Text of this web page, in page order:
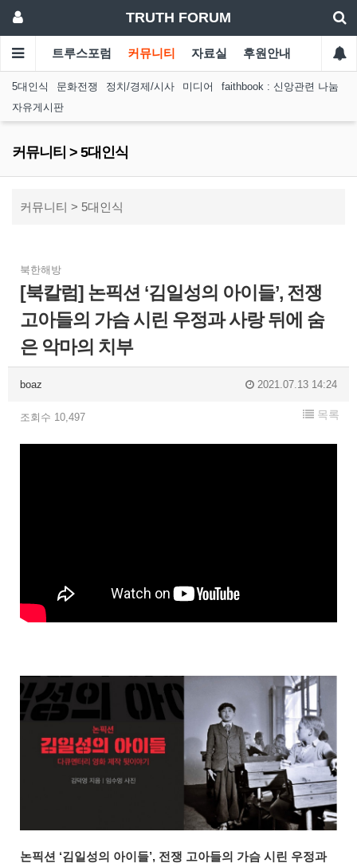
TRUTH FORUM
트루스포럼 커뮤니티 자료실 후원안내
5대인식 문화전쟁 정치/경제/시사 미디어
faithbook : 신앙관련 나눔
자유게시판
커뮤니티 > 5대인식
커뮤니티 > 5대인식
북한해방
[북칼럼] 논픽션 ‘김일성의 아이들’, 전쟁
고아들의 가슴 시린 우정과 사랑 뒤에 숨
은 악마의 치부
boaz 2021.07.13 14:24
조회수 10,497 목록
논픽션 ‘김일성의 아이들’, 전쟁 고아들의 가슴 시린 우정과